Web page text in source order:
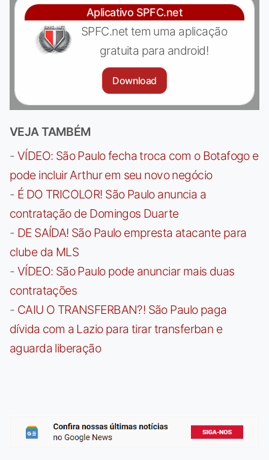
Aplicativo SPFC.net
SPFC.net tem uma aplicação
gratuita para android!
Download
VEJA TAMBÉM
- VÍDEO: São Paulo fecha troca com o Botafogo e
pode incluir Arthur em seu novo negócio
- É DO TRICOLOR! São Paulo anuncia a
contratação de Domingos Duarte
- DE SAÍDA! São Paulo empresta atacante para
clube da MLS
- VÍDEO: São Paulo pode anunciar mais duas
contratações
- CAIU O TRANSFERBAN?! São Paulo paga
dívida com a Lazio para tirar transferban e
aguarda liberação